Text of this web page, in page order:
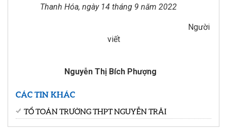
Thanh Hóa, ngày 14 tháng 9 năm 2022
Người
viết
Nguyễn Thị Bích Phượng
CÁC TIN KHÁC
TỔ TOÁN TRƯỜNG THPT NGUYỄN TRÃI